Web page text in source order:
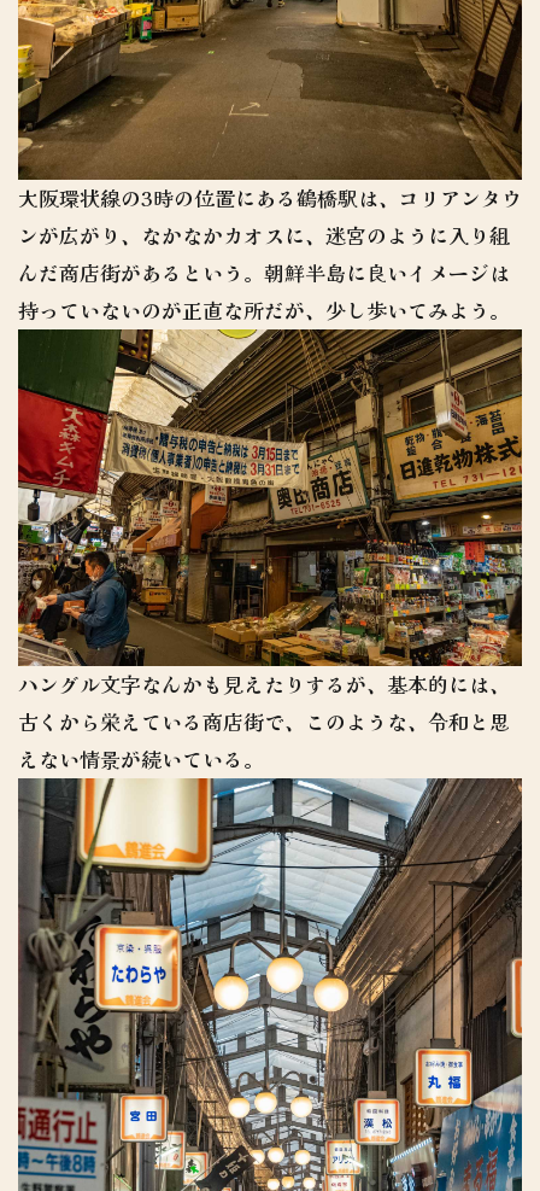
大阪環状線の3時の位置にある鶴橋駅は、コリアンタウ
ンが広がり、なかなかカオスに、迷宮のように入り組
んだ商店街があるという。朝鮮半島に良いイメージは
持っていないのが正直な所だが、少し歩いてみよう。
ハングル文字なんかも見えたりするが、基本的には、
古くから栄えている商店街で、このような、令和と思
えない情景が続いている。